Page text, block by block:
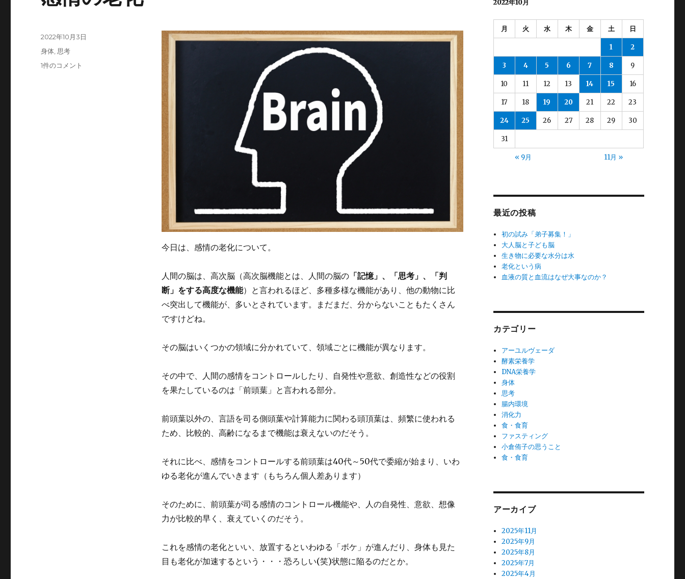
今日は、感情の老化について。
人間の脳は、高次脳（高次脳機能とは、人間の脳の「記憶」、「思考」、「判
断」をする高度な機能）と言われるほど、多種多様な機能があり、他の動物に比
べ突出して機能が、多いとされています。まだまだ、分からないこともたくさん
ですけどね。
その脳はいくつかの領域に分かれていて、領域ごとに機能が異なります。
その中で、人間の感情をコントロールしたり、自発性や意欲、創造性などの役割
を果たしているのは「前頭葉」と言われる部分。
前頭葉以外の、言語を司る側頭葉や計算能力に関わる頭頂葉は、頻繁に使われる
ため、比較的、高齢になるまで機能は衰えないのだそう。
それに比べ、感情をコントロールする前頭葉は40代～50代で委縮が始まり、いわ
ゆる老化が進んでいきます（もちろん個人差あります）
そのために、前頭葉が司る感情のコントロール機能や、人の自発性、意欲、想像
力が比較的早く、衰えていくのだそう。
これを感情の老化といい、放置するといわゆる「ボケ」が進んだり、身体も見た
目も老化が加速するという・・・恐ろしい(笑)状態に陥るのだとか。
投
稿
2022年10月3日
カ
テ
身体 思考
感
1件のコメント
2022年10月
月 火 水 木 金 土 日
1 2
3 4 5 6 7 8 9
10 11 12 13 14 15 16
17 18 19 20 21 22 23
24 25 26 27 28 29 30
31
« 9月 11月 »
最近の投稿
初の試み「弟子募集！」
大人脳と子ども脳
生き物に必要な水分は水
老化という病
血液の質と血流はなぜ大事なのか？
カテゴリー
アーユルヴェーダ
酵素栄養学
DNA栄養学
身体
思考
腸内環境
消化力
食・食育
ファスティング
小倉侑子の思うこと
食・食育
アーカイブ
2025年11月
2025年9月
2025年8月
2025年7月
2025年4月